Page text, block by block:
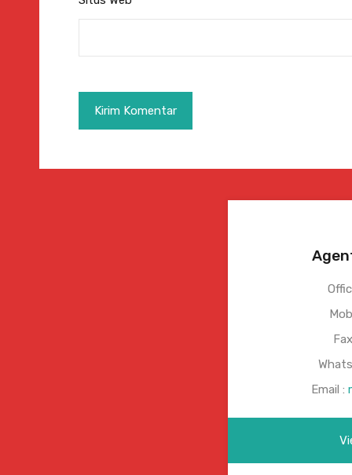
Email :